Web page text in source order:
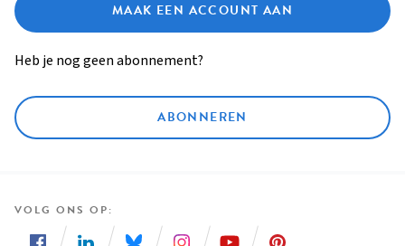
MAAK EEN ACCOUNT AAN
Heb je nog geen abonnement?
ABONNEREN
VOLG ONS OP